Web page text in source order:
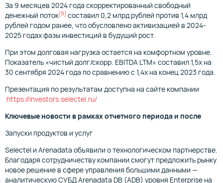
За 9 месяцев 2024 года скорректированный свободный
денежный поток[9] составил 0,2 млрд рублей против 1,4 млрд
рублей годом ранее, что обусловлено активизацией в 2024-
2025 годах фазы инвестиций в будущий рост.
При этом долговая нагрузка остается на комфортном уровне.
Показатель «чистый долг/скорр. EBITDA LTM» составил 1,5х на
30 сентября 2024 года по сравнению с 1,4х на конец 2023 года.
Презентация по результатам доступна на сайте компании
https://investors.selectel.ru/
Ключевые новости в рамках отчетного периода и после
Запуски продуктов и услуг
Selectel и Arenadata объявили о технологическом партнерстве.
Благодаря сотрудничеству компании смогут предложить рынку
новое решение в сфере управления большими данными —
аналитическую СУБД Arenadata DB (ADB) уровня Enterprise на